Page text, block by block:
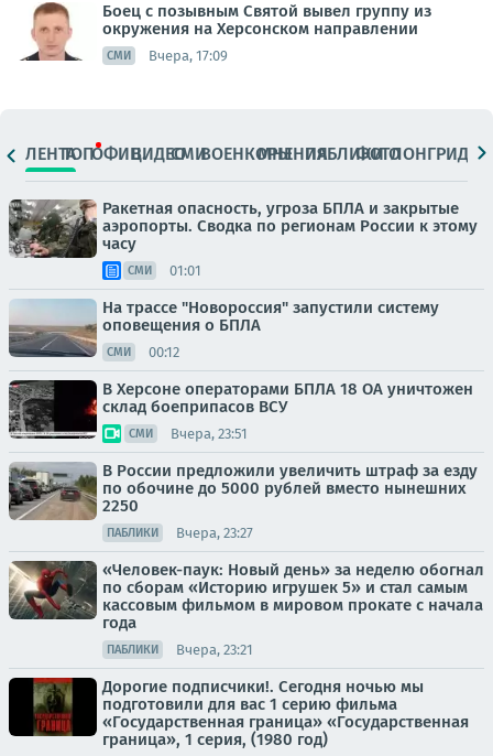
Боец с позывным Святой вывел группу из
окружения на Херсонском направлении
СМИ Вчера, 17:09
ЛЕНТАТОПОФИЦ.ВИДЕОСМИВОЕНКОРЫМНЕНИЯПАБЛИКИ
ФОТОЛОНГРИДЫ
Ракетная опасность, угроза БПЛА и закрытые
аэропорты. Сводка по регионам России к этому
часу
СМИ 01:01
На трассе "Новороссия" запустили систему
оповещения о БПЛА
СМИ 00:12
В Херсоне операторами БПЛА 18 ОА уничтожен
склад боеприпасов ВСУ
СМИ Вчера, 23:51
В России предложили увеличить штраф за езду
по обочине до 5000 рублей вместо нынешних
2250
ПАБЛИКИ Вчера, 23:27
«Человек-паук: Новый день» за неделю обогнал
по сборам «Историю игрушек 5» и стал самым
кассовым фильмом в мировом прокате с начала
года
ПАБЛИКИ Вчера, 23:21
Дорогие подписчики!. Сегодня ночью мы
подготовили для вас 1 серию фильма
«Государственная граница» «Государственная
граница», 1 серия, (1980 год)